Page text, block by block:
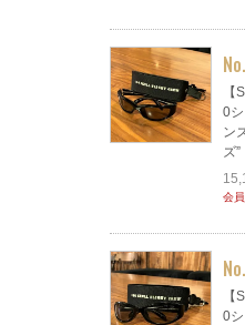
0
ン
ズ
会
0